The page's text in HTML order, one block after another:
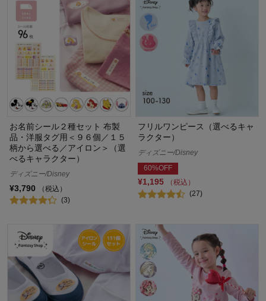
お名前シール２種セット 布製
品・洋服タグ用＜９６個／１５
柄から選べる／アイロン＞（選
べるキャラクター）
ディズニー/Disney
¥3,790
（税込）
(3)
フリルワンピース（選べるキャ
ラクター）
ディズニー/Disney
60%OFF
¥1,195
（税込）
(27)